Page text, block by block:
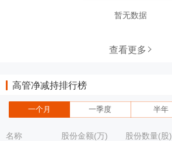
暂无数据
查看更多
高管净减持排行榜
一个月 一季度 半年
名称 股份金额(万) 股份数量(股)